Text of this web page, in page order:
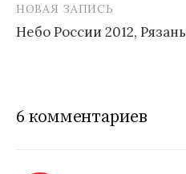
а
г
НОВАЯ ЗАПИСЬ
Небо России 2012, Рязань
6 комментариев